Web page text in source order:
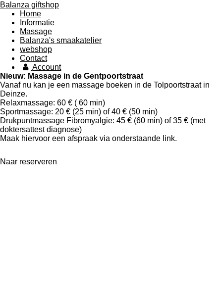
Balanza giftshop
Home
Informatie
Massage
Balanza's smaakatelier
webshop
Contact
Account
Nieuw: Massage in de Gentpoortstraat
Vanaf nu kan je een massage boeken in de Tolpoortstraat in
Deinze.
Relaxmassage: 60 € ( 60 min)
Sportmassage: 20 € (25 min) of 40 € (50 min)
Drukpuntmassage Fibromyalgie: 45 € (60 min) of 35 € (met
doktersattest diagnose)
Maak hiervoor een afspraak via onderstaande link.
Naar reserveren